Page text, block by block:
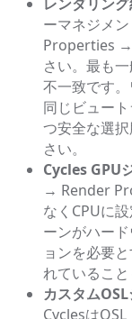
レンダリン
ーマネジメ
Properties →
さい。最も
不一致です
同じビュー
つ安全な選
さい。
Cycles GPU
→ Render
なくCPUに
ーンがハー
ョンを必要
れていること
カスタム
Cyclesは